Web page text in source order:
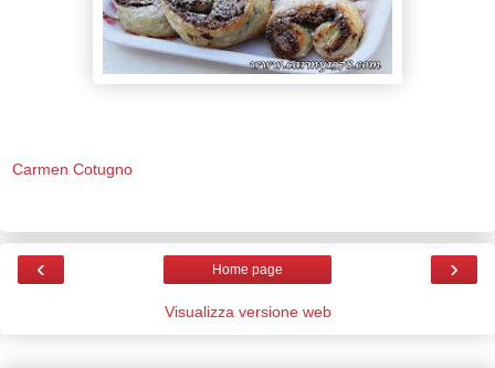
Carmen Cotugno
‹ ›
Home page
Visualizza versione web